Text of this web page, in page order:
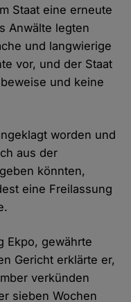
Staat eine erneute
Anwälte legten
und langwierige
vor, und der Staat
und keine
worden und
aus der
könnten,
eine Freilassung
Ekpo, gewährte
Gericht erklärte er,
verkünden
sieben Wochen